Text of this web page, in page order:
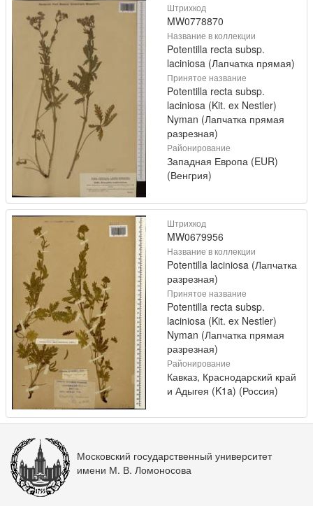
Штрихкод
MW0778870
Название в коллекции
Potentilla recta subsp.
laciniosa (Лапчатка прямая)
Принятое название
Potentilla recta subsp.
laciniosa (Kit. ex Nestler)
Nyman (Лапчатка прямая
разрезная)
Районирование
Западная Европа (EUR)
(Венгрия)
Штрихкод
MW0679956
Название в коллекции
Potentilla laciniosa (Лапчатка
разрезная)
Принятое название
Potentilla recta subsp.
laciniosa (Kit. ex Nestler)
Nyman (Лапчатка прямая
разрезная)
Районирование
Кавказ, Краснодарский край
и Адыгея (K1a) (Россия)
Московский государственный университет
имени М. В. Ломоносова